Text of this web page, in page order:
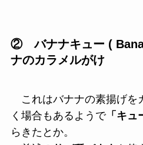
② バナナキュー (
ナのカラメルがけ
これはバナナの素揚げを
く場合もあるようで「キュ
らきたとか。